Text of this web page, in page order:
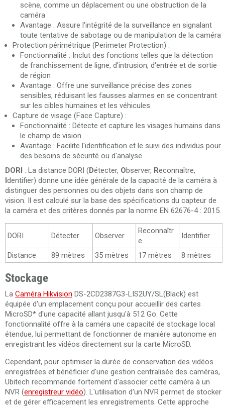
scène, comme un déplacement ou une obstruction de la
caméra
Avantage : Assure l'intégrité de la surveillance en signalant
toute tentative de sabotage ou de manipulation de la caméra
Protection périmétrique (Perimeter Protection) :
Fonctionnalité : Inclut des fonctions telles que la détection
de franchissement de ligne, d'intrusion, d'entrée et de sortie
de région
Avantage : Offre une surveillance précise des zones
sensibles, réduisant les fausses alarmes en se concentrant
sur les cibles humaines et les véhicules
Capture de visage (Face Capture) :
Fonctionnalité : Détecte et capture les visages humains dans
le champ de vision
Avantage : Facilite l'identification et le suivi des individus pour
des besoins de sécurité ou d'analyse
DORI : La distance DORI (Détecter, Observer, Reconnaître,
Identifier) ​​donne une idée générale de la capacité de la caméra à
distinguer des personnes ou des objets dans son champ de
vision. Il est calculé sur la base des spécifications du capteur de
la caméra et des critères donnés par la norme EN 62676-4 : 2015.
DORI Détecter Observer
Reconnaîtr
e
Identifier
Distance 89 mètres 35 mètres 17 mètres 8 mètres
Stockage
La Caméra Hikvision DS-2CD2387G3-LIS2UY/SL(Black) est
équipée d'un emplacement conçu pour accueillir des cartes
MicroSD* d'une capacité allant jusqu'à 512 Go. Cette
fonctionnalité offre à la caméra une capacité de stockage local
étendue, lui permettant de fonctionner de manière autonome en
enregistrant les vidéos directement sur la carte MicroSD.
Cependant, pour optimiser la durée de conservation des vidéos
enregistrées et bénéficier d'une gestion centralisée des caméras,
Ubitech recommande fortement d'associer cette caméra à un
NVR (enregistreur vidéo). L'utilisation d'un NVR permet de stocker
et de gérer efficacement les enregistrements. Cette approche